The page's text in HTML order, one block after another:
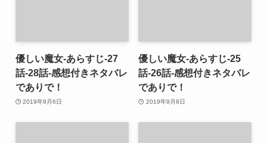
優しい魔女-あらすじ-27
話-28話-感想付きネタバレ
でありで！
2019年9月6日
優しい魔女-あらすじ-25
話-26話-感想付きネタバレ
でありで！
2019年9月6日